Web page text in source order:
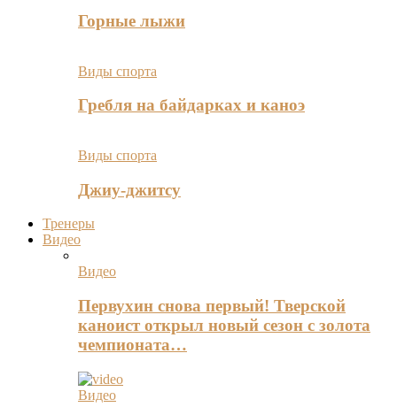
Горные лыжи
Виды спорта
Гребля на байдарках и каноэ
Виды спорта
Джиу-джитсу
Тренеры
Видео
Видео
Первухин снова первый! Тверской
каноист открыл новый сезон с золота
чемпионата…
Видео